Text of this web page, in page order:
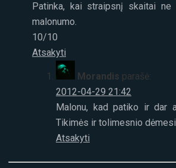
Patinka, kai straipsnį skaitai
malonumo.
10/10
Atsakyti
Morandis parašė:
2012-04-29 21:42
Malonu, kad patiko ir dar
Tikimės ir tolimesnio
Atsakyti